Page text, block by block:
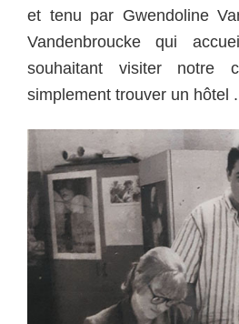
et tenu par Gwendoline
Vandenbroucke qui
souhaitant visiter notre
simplement trouver un hôtel .